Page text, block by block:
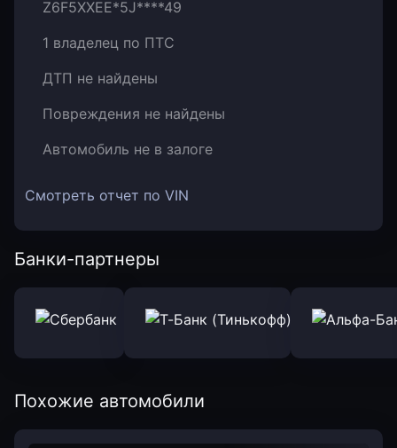
Z6F5XXEE*5J****49
1 владелец по ПТС
ДТП не найдены
Повреждения не найдены
Автомобиль не в залоге
Смотреть отчет по VIN
Банки-партнеры
Похожие автомобили